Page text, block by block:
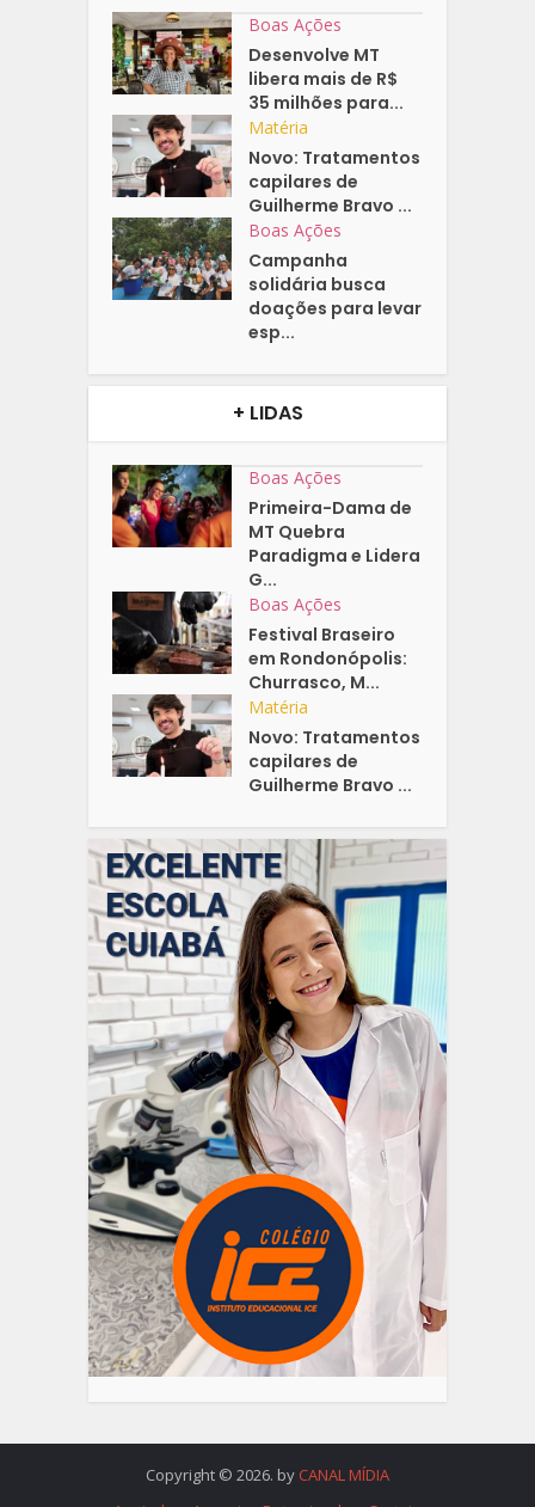
Boas Ações
Desenvolve MT
libera mais de R$
35 milhões para...
Matéria
Novo: Tratamentos
capilares de
Guilherme Bravo ...
Boas Ações
Campanha
solidária busca
doações para levar
esp...
+ LIDAS
Boas Ações
Primeira-Dama de
MT Quebra
Paradigma e Lidera
G...
Boas Ações
Festival Braseiro
em Rondonópolis:
Churrasco, M...
Matéria
Novo: Tratamentos
capilares de
Guilherme Bravo ...
Copyright © 2026. by CANAL MÍDIA